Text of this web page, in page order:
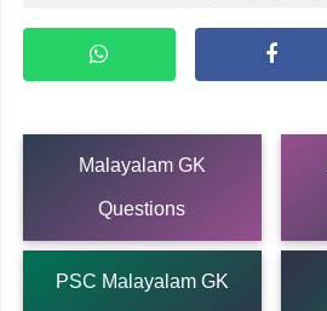
Malayalam GK
Questions
PSC Malayalam GK